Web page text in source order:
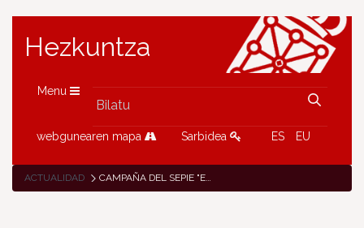
Hezkuntza
Menu
webgunearen mapa Sarbidea ES EU
ACTUALIDAD CAMPAÑA DEL SEPIE "ERASMUS DAYS"